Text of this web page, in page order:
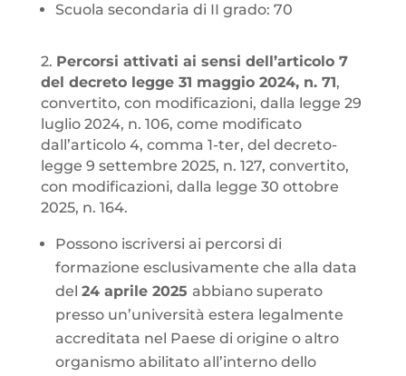
Scuola secondaria di II grado: 70
2. Percorsi attivati ai sensi dell’articolo 7
del decreto legge 31 maggio 2024, n. 71,
convertito, con modificazioni, dalla legge 29
luglio 2024, n. 106, come modificato
dall’articolo 4, comma 1-ter, del decreto-
legge 9 settembre 2025, n. 127, convertito,
con modificazioni, dalla legge 30 ottobre
2025, n. 164.
Possono iscriversi ai percorsi di
formazione esclusivamente che alla data
del 24 aprile 2025 abbiano superato
presso un’università estera legalmente
accreditata nel Paese di origine o altro
organismo abilitato all’interno dello